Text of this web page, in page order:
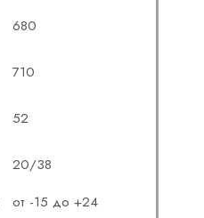
680
710
52
20/38
от -15 до +24